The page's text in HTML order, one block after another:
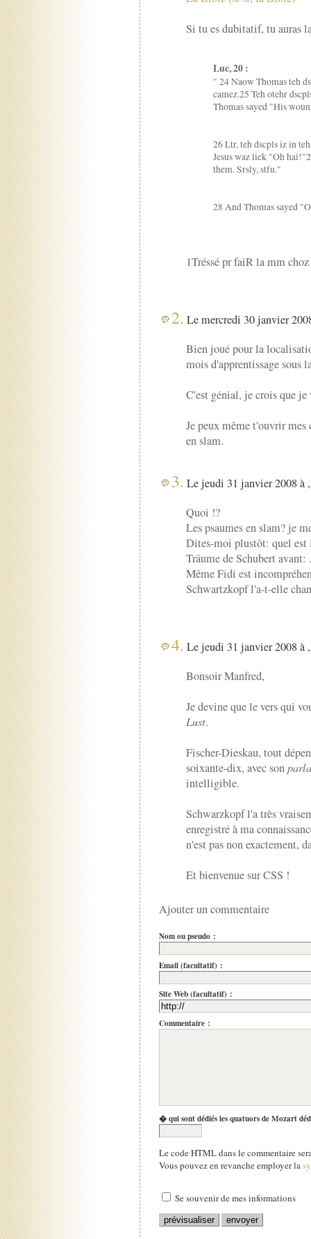
Si tu es dubitatif, tu auras
Luc, 20 :
" 24 Naow Thomas teh
camez.25 Teh otehr
Thomas sayed "His
26 Ltr, teh dscpls iz in
Jesus waz liek "Oh
them. Srsly, stfu."
28 And Thomas sayed
1Tréssé pr faiR la mm
2. Le mercredi 30 janvier
Bien joué pour la
mois d'apprentissage sous
C'est génial, je crois que
Je peux même t'ouvrir mes
en slam.
3. Le jeudi 31 janvier 2008 à
Quoi !?
Les psaumes en slam? je
Dites-moi plustôt: quel est
Träume de Schubert
Même Fidi est
Schwartzkopf l'a-t-elle
4. Le jeudi 31 janvier 2008 à
Bonsoir Manfred,
Je devine que le vers qui
Lust.
Fischer-Dieskau, tout
soixante-dix, avec son
intelligible.
Schwarzkopf l'a très
enregistré à ma
n'est pas non exactement,
Et bienvenue sur CSS !
Ajouter un commentaire
Nom ou pseudo :
Email (facultatif) :
Site Web (facultatif) :
Commentaire :
� qui sont dédiés les quatuors de Mozart
Le code HTML dans le commentaire
Vous pouvez en revanche employer la
Se souvenir de mes informations